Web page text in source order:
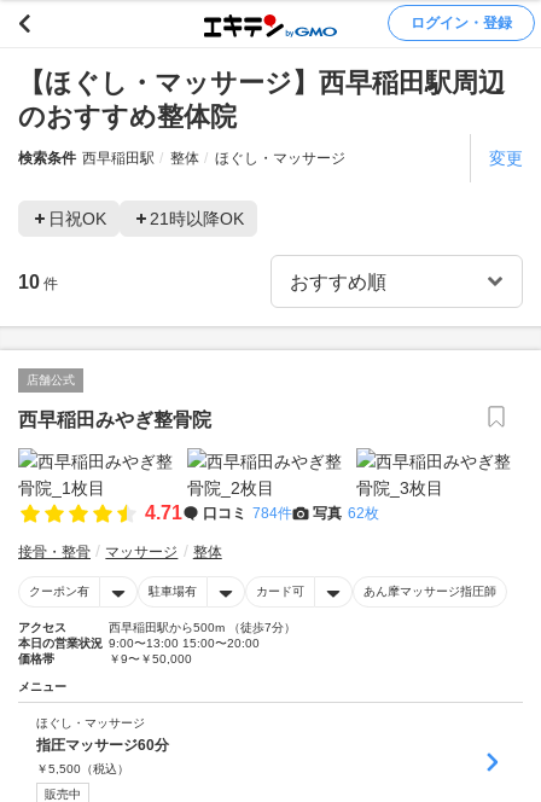
ログイン・登録
【ほぐし・マッサージ】西早稲田駅周辺
のおすすめ整体院
検索条件 西早稲田駅 整体 ほぐし・マッサージ 変更
日祝OK 21時以降OK
10 件
店舗公式
西早稲田みやぎ整骨院
4.71 口コミ 784件 写真 62枚
接骨・整骨 マッサージ 整体
クーポン有 駐車場有 カード可 あん摩マッサージ指圧師
アクセス
西早稲田駅から500m （徒歩7分）
本日の営業状況 9:00〜13:00 15:00〜20:00
価格帯
￥9〜￥50,000
メニュー
ほぐし・マッサージ
指圧マッサージ60分
￥5,500 （税込）
販売中